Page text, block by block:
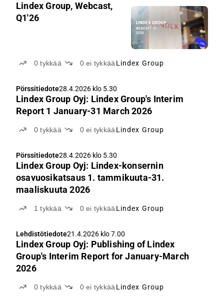
Lindex Group, Webcast,
Q1'26
0tykkää 0ei tykkää Lindex Group
Pörssitiedote28.4.2026 klo 5.30
Lindex Group Oyj: Lindex Group's Interim
Report 1 January-31 March 2026
0tykkää 0ei tykkää Lindex Group
Pörssitiedote28.4.2026 klo 5.30
Lindex Group Oyj: Lindex-konsernin
osavuosikatsaus 1. tammikuuta-31.
maaliskuuta 2026
1tykkää 0ei tykkää Lindex Group
Lehdistötiedote21.4.2026 klo 7.00
Lindex Group Oyj: Publishing of Lindex
Group's Interim Report for January-March
2026
0tykkää 0ei tykkää Lindex Group